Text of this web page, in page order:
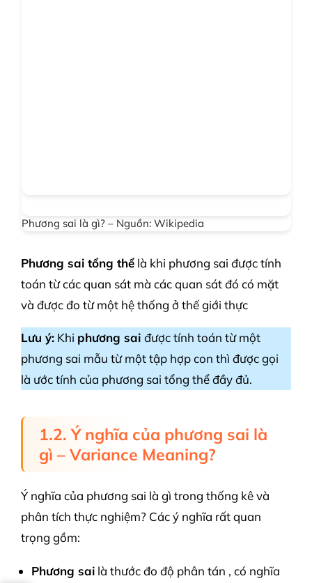
Phương sai là gì? – Nguồn: Wikipedia
Phương sai tổng thể là khi phương sai được tính
toán từ các quan sát mà các quan sát đó có mặt
và được đo từ một hệ thống ở thế giới thực
Lưu ý: Khi phương saiđược tính toán từ một
phương sai mẫu từ một tập hợp con thì được gọi
là ước tính của phương sai tổng thể đầy đủ.
1.2. Ý nghĩa của phương sai là
gì – Variance Meaning?
Ý nghĩa của phương sai là gì trong thống kê và
phân tích thực nghiệm? Các ý nghĩa rất quan
trọng gồm:
Phương sai là thước đo độ phân tán , có nghĩa